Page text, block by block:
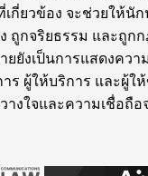
กี่ยวข้อง จะช่วยให้นั
ถูกจริยธรรม และถูก
ยังเป็นการแสดงควา
ร ผู้ให้บริการ และผู้ใ
างใจและความเชื่อถื